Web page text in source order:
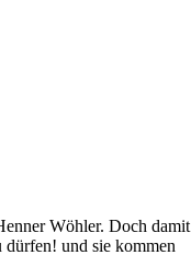
Wöhler. Doch damit
und sie kommen